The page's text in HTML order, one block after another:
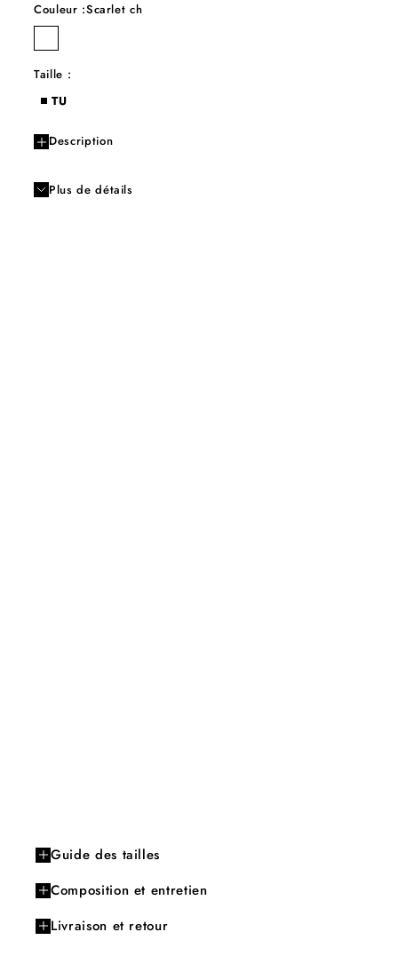
Couleur :Scarlet ch
scarlet ch
Taille :
TU
Description
Plus de détails
Guide des tailles
Composition et entretien
Livraison et retour